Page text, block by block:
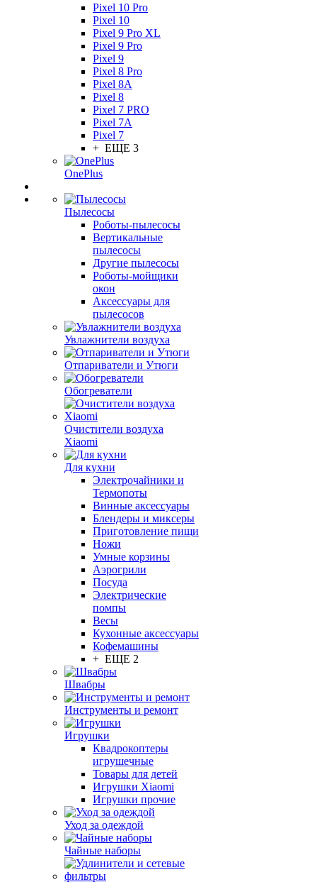
Pixel 10 Pro
Pixel 10
Pixel 9 Pro XL
Pixel 9 Pro
Pixel 9
Pixel 8 Pro
Pixel 8A
Pixel 8
Pixel 7 PRO
Pixel 7A
Pixel 7
+ ЕЩЕ 3
OnePlus
Пылесосы
Роботы-пылесосы
Вертикальные
пылесосы
Другие пылесосы
Роботы-мойщики
окон
Аксессуары для
пылесосов
Увлажнители воздуха
Отпариватели и Утюги
Обогреватели
Очистители воздуха
Xiaomi
Для кухни
Электрочайники и
Термопоты
Винные аксессуары
Блендеры и миксеры
Приготовление пищи
Ножи
Умные корзины
Аэрогрили
Посуда
Электрические
помпы
Весы
Кухонные аксессуары
Кофемашины
+ ЕЩЕ 2
Швабры
Инструменты и ремонт
Игрушки
Квадрокоптеры
игрушечные
Товары для детей
Игрушки Xiaomi
Игрушки прочие
Уход за одеждой
Чайные наборы